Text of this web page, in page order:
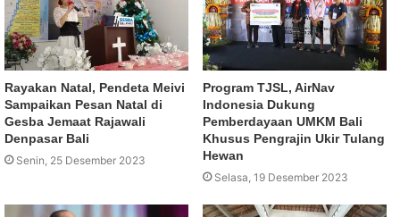
Rayakan Natal, Pendeta Meivi
Sampaikan Pesan Natal di
Gesba Jemaat Rajawali
Denpasar Bali
Senin, 25 Desember 2023
Program TJSL, AirNav
Indonesia Dukung
Pemberdayaan UMKM Bali
Khusus Pengrajin Ukir Tulang
Hewan
Selasa, 19 Desember 2023